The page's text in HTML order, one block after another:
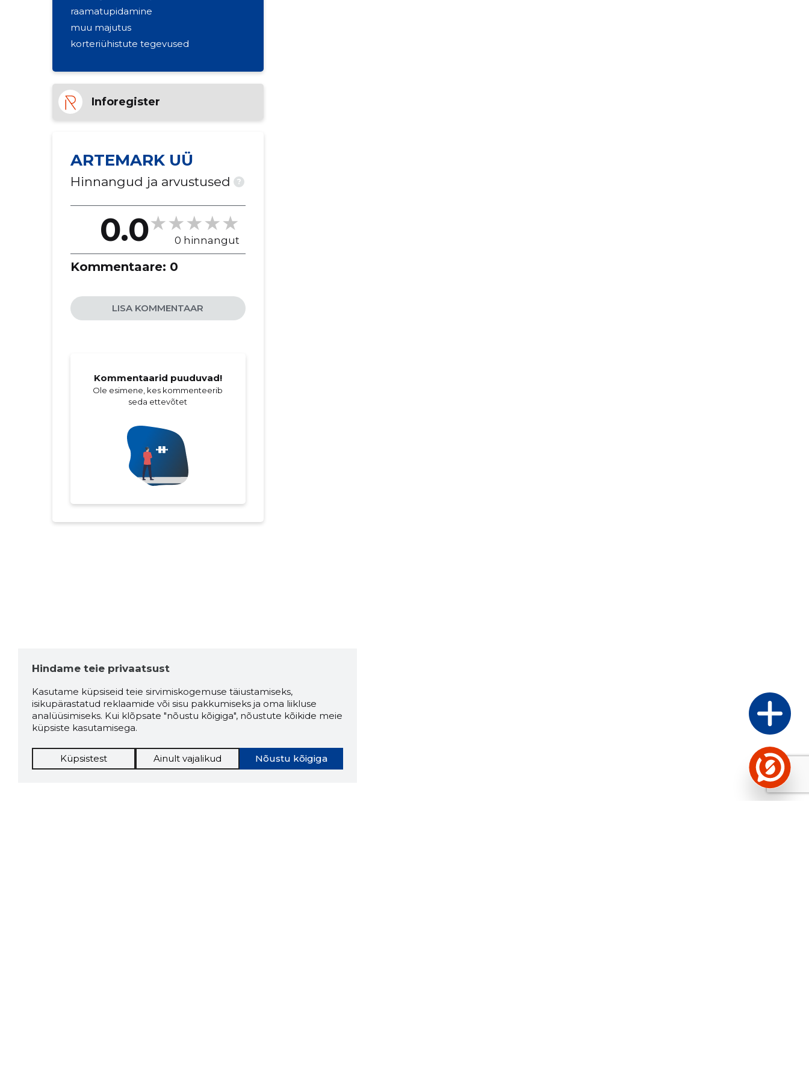
raamatupidamine
muu majutus
korteriühistute tegevused
Inforegister
ARTEMARK UÜ
Hinnangud ja arvustused ?
0.0 0 hinnangut
Kommentaare: 0
LISA KOMMENTAAR
Kommentaarid puuduvad!
Ole esimene, kes kommenteerib
seda ettevõtet
Hindame teie privaatsust
Kasutame küpsiseid teie sirvimiskogemuse täiustamiseks,
isikupärastatud reklaamide või sisu pakkumiseks ja oma liikluse
analüüsimiseks. Kui klõpsate "nõustu kõigiga", nõustute kõikide meie
küpsiste kasutamisega.
Nõustu kõigiga
Küpsistest Ainult vajalikud